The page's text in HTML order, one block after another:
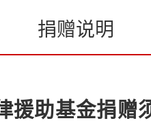
捐赠说明
援助基金捐赠